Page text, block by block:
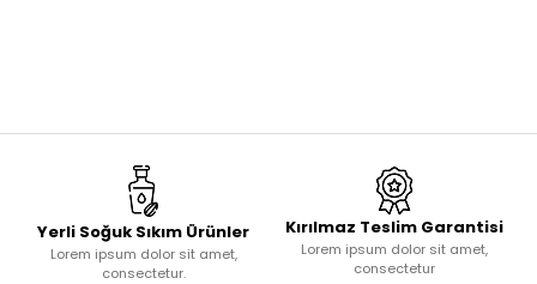
Yerli Soğuk Sıkım Ürünler
Lorem ipsum dolor sit amet,
consectetur.
Kırılmaz Teslim Garantisi
Lorem ipsum dolor sit amet,
consectetur